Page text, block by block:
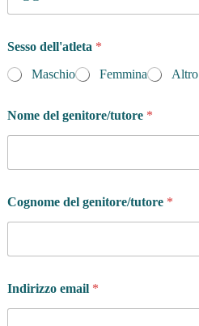
Sesso dell'atleta *
Maschio
Femmina Altro
Nome del genitore/tutore *
Cognome del genitore/tutore *
Indirizzo email *